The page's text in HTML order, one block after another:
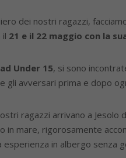
dei nostri ragazzi,
il 21 e il 22 maggio con la
Under 15, si sono
gli avversari prima e dopo
ragazzi arrivano a
in mare, rigorosamente
in albergo senza